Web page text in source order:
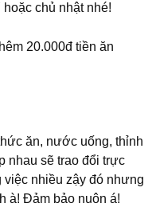
chủ nhật nhé!
20.000đ tiền ăn
ăn, nước uống, thỉnh
nhau sẽ trao đổi trực
việc nhiều zậy đó nhưng
à! Đảm bảo nuôn á!